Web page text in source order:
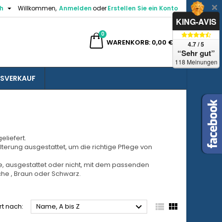
Willkommen, AnmeldenoderErstellen Sie ein Konto

WARENKORB
0
0,00 €
ausgestattet, um die richtige Pflege von
ausgestattet oder nicht, mit dem passenden
, Braun oder Schwarz.
nach: Name, A bis Z   
KING-AVIS
4.7 / 5
“Sehr gut”
118 Meinungen